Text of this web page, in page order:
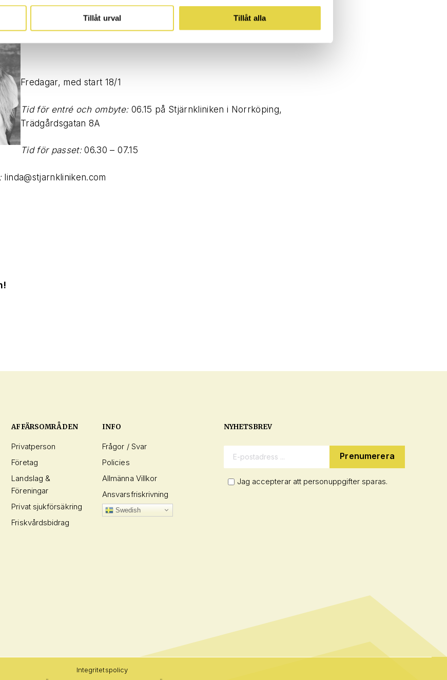
Tillåt urval Tillåt alla
Fredagar, med start 18/1
Tid för entré och ombyte:06.15 på Stjärnkliniken i Norrköping,
Trädgårdsgatan 8A
Tid för passet:06.30 – 07.15
linda@stjarnkliniken.com
AFFÄRSOMRÅDEN
Privatperson
Företag
Landslag &
Föreningar
Privat sjukförsäkring
Friskvårdsbidrag
INFO
Frågor / Svar
Policies
Allmänna Villkor
Ansvarsfriskrivning
Swedish
NYHETSBREV
E-postadress:
Jag accepterar att personuppgifter sparas.
Integritetspolicy